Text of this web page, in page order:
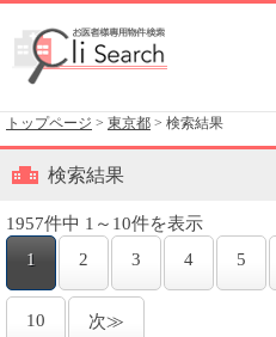
トップページ > 東京都 > 検索結果
検索結果
1957件中 1～10件を表示
1
2 3 4 5
10 次≫